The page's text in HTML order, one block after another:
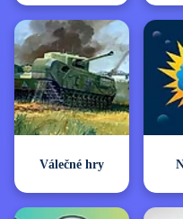
Válečné hry